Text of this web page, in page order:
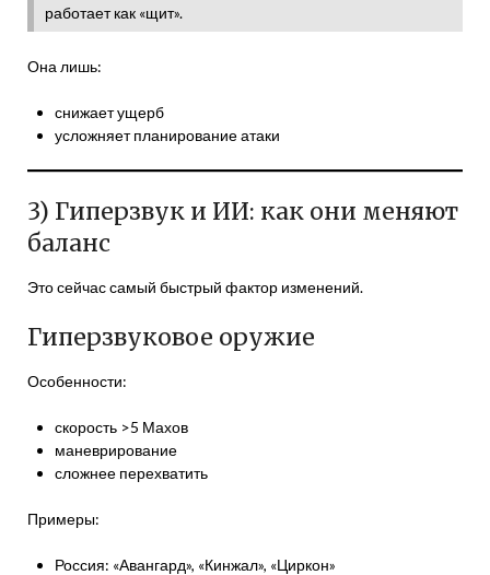
работает как «щит».
Она лишь:
снижает ущерб
усложняет планирование атаки
3) Гиперзвук и ИИ: как они меняют
баланс
Это сейчас самый быстрый фактор изменений.
Гиперзвуковое оружие
Особенности:
скорость >5 Махов
маневрирование
сложнее перехватить
Примеры:
Россия: «Авангард», «Кинжал», «Циркон»